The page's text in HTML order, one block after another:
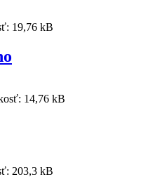
19,76 kB
14,76 kB
203,3 kB